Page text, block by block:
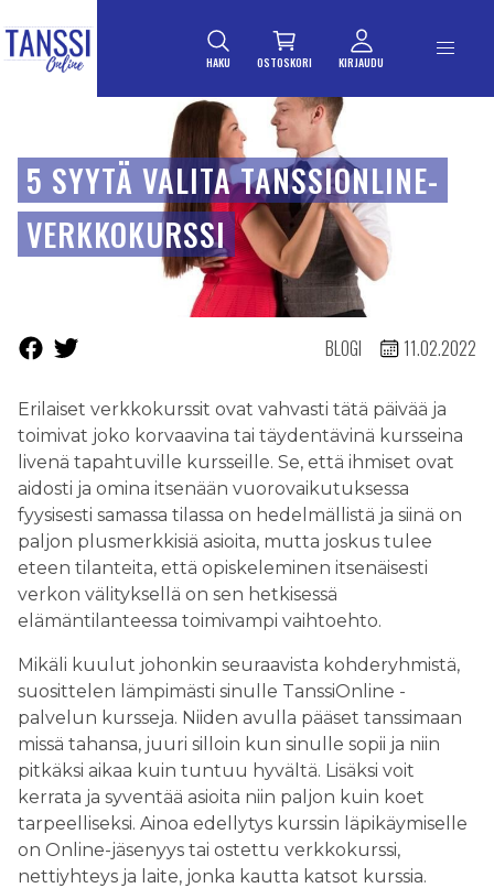
HAKU OSTOSKORI KIRJAUDU
5 SYYTÄ VALITA TANSSIONLINE-
VERKKOKURSSI
BLOGI 11.02.2022
Erilaiset verkkokurssit ovat vahvasti tätä päivää ja
toimivat joko korvaavina tai täydentävinä kursseina
livenä tapahtuville kursseille. Se, että ihmiset ovat
aidosti ja omina itsenään vuorovaikutuksessa
fyysisesti samassa tilassa on hedelmällistä ja siinä on
paljon plusmerkkisiä asioita, mutta joskus tulee
eteen tilanteita, että opiskeleminen itsenäisesti
verkon välityksellä on sen hetkisessä
elämäntilanteessa toimivampi vaihtoehto.
Mikäli kuulut johonkin seuraavista kohderyhmistä,
suosittelen lämpimästi sinulle TanssiOnline -
palvelun kursseja. Niiden avulla pääset tanssimaan
missä tahansa, juuri silloin kun sinulle sopii ja niin
pitkäksi aikaa kuin tuntuu hyvältä. Lisäksi voit
kerrata ja syventää asioita niin paljon kuin koet
tarpeelliseksi. Ainoa edellytys kurssin läpikäymiselle
on Online-jäsenyys tai ostettu verkkokurssi,
nettiyhteys ja laite, jonka kautta katsot kurssia.